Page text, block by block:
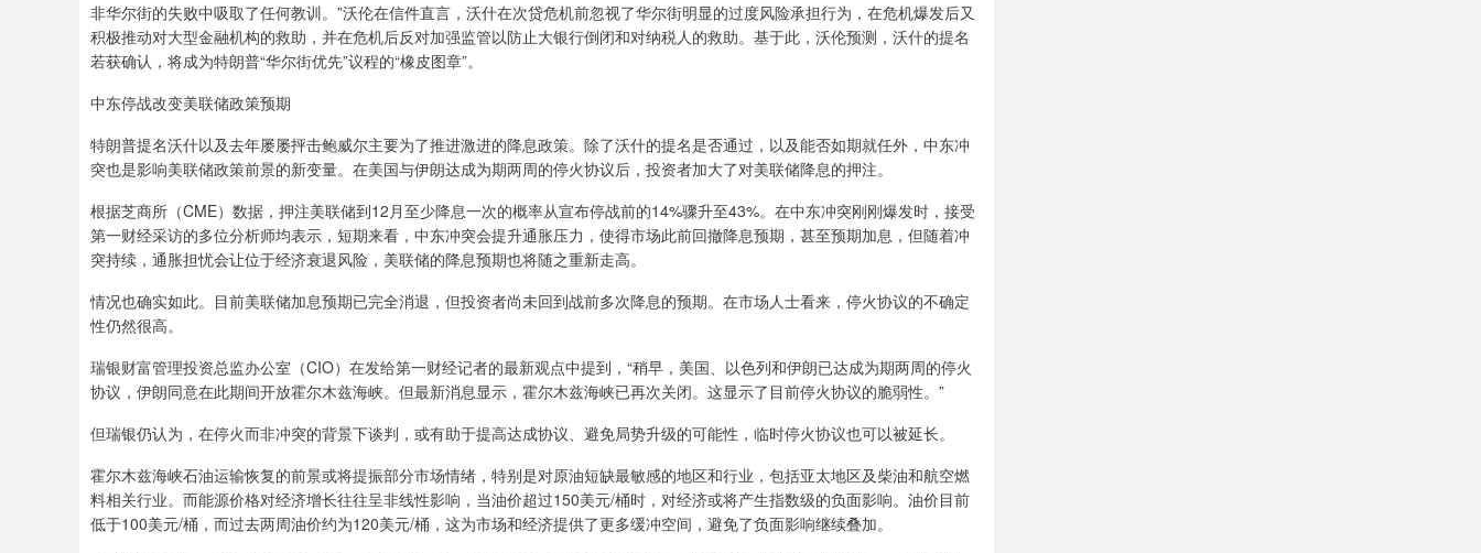
非华尔街的失败中吸取了任何教训。”沃伦在信件直言，沃什在次贷危机前忽视了华尔街明显的过度风险承担行为，在危机爆发后又
积极推动对大型金融机构的救助，并在危机后反对加强监管以防止大银行倒闭和对纳税人的救助。基于此，沃伦预测，沃什的提名
若获确认，将成为特朗普“华尔街优先”议程的“橡皮图章”。
中东停战改变美联储政策预期
特朗普提名沃什以及去年屡屡抨击鲍威尔主要为了推进激进的降息政策。除了沃什的提名是否通过，以及能否如期就任外，中东冲
突也是影响美联储政策前景的新变量。在美国与伊朗达成为期两周的停火协议后，投资者加大了对美联储降息的押注。
根据芝商所（CME）数据，押注美联储到12月至少降息一次的概率从宣布停战前的14%骤升至43%。在中东冲突刚刚爆发时，接受
第一财经采访的多位分析师均表示，短期来看，中东冲突会提升通胀压力，使得市场此前回撤降息预期，甚至预期加息，但随着冲
突持续，通胀担忧会让位于经济衰退风险，美联储的降息预期也将随之重新走高。
情况也确实如此。目前美联储加息预期已完全消退，但投资者尚未回到战前多次降息的预期。在市场人士看来，停火协议的不确定
性仍然很高。
瑞银财富管理投资总监办公室（CIO）在发给第一财经记者的最新观点中提到，“稍早，美国、以色列和伊朗已达成为期两周的停火
协议，伊朗同意在此期间开放霍尔木兹海峡。但最新消息显示，霍尔木兹海峡已再次关闭。这显示了目前停火协议的脆弱性。”
但瑞银仍认为，在停火而非冲突的背景下谈判，或有助于提高达成协议、避免局势升级的可能性，临时停火协议也可以被延长。
霍尔木兹海峡石油运输恢复的前景或将提振部分市场情绪，特别是对原油短缺最敏感的地区和行业，包括亚太地区及柴油和航空燃
料相关行业。而能源价格对经济增长往往呈非线性影响，当油价超过150美元/桶时，对经济或将产生指数级的负面影响。油价目前
低于100美元/桶，而过去两周油价约为120美元/桶，这为市场和经济提供了更多缓冲空间，避免了负面影响继续叠加。